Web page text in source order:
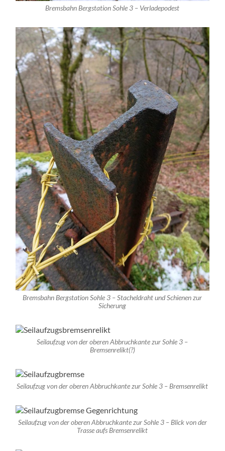
Bremsbahn Bergstation Sohle 3 – Verladepodest
Bremsbahn Bergstation Sohle 3 – Stacheldraht und Schienen zur
Sicherung
Seilaufzug von der oberen Abbruchkante zur Sohle 3 –
Bremsenrelikt(?)
Seilaufzug von der oberen Abbruchkante zur Sohle 3 – Bremsenrelikt
Seilaufzug von der oberen Abbruchkante zur Sohle 3 – Blick von der
Trasse aufs Bremsenrelikt